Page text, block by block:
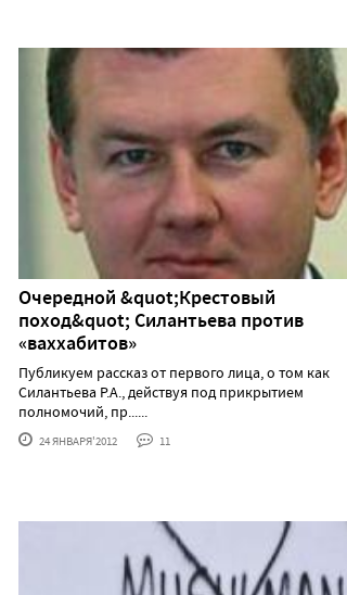
Очередной &quot;Крестовый
поход&quot; Силантьева против
«ваххабитов»
Публикуем рассказ от первого лица, о том как
Силантьева Р.А., действуя под прикрытием
полномочий, пр......
24 ЯНВАРЯ'2012 11